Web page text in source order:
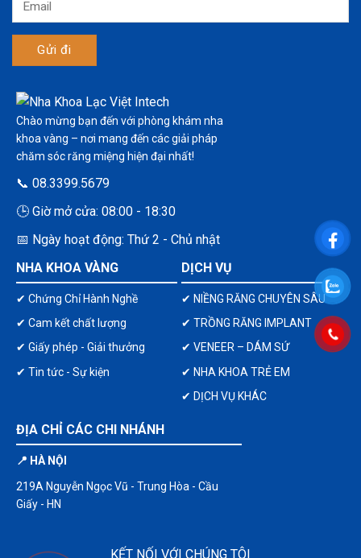
Chào mừng bạn đến với phòng khám nha
khoa vàng – nơi mang đến các giải pháp
chăm sóc răng miệng hiện đại nhất!
📞 08.3399.5679
🕒 Giờ mở cửa: 08:00 - 18:30
📅 Ngày hoạt động: Thứ 2 - Chủ nhật
NHA KHOA VÀNG
✔ Chứng Chỉ Hành Nghề
✔ Cam kết chất lượng
✔ Giấy phép - Giải thưởng
✔ Tin tức - Sự kiện
DỊCH VỤ
✔ NIỀNG RĂNG CHUYÊN SÂU
✔ TRỒNG RĂNG IMPLANT
✔ VENEER – DÁM SỨ
✔ NHA KHOA TRẺ EM
✔ DỊCH VỤ KHÁC
ĐỊA CHỈ CÁC CHI NHÁNH
📍 HÀ NỘI
219A Nguyễn Ngọc Vũ - Trung Hòa - Cầu
Giấy - HN
KẾT NỐI VỚI CHÚNG TÔI